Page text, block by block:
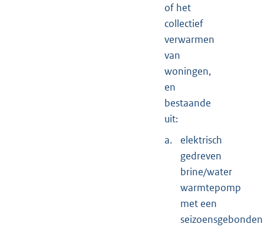
of het
collectief
verwarmen
van
woningen,
en
bestaande
uit:
a.
elektrisch
gedreven
brine/water
warmtepomp
met een
seizoensgebonden